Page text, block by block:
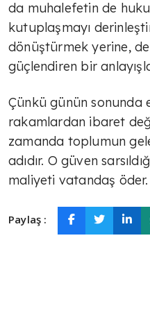
da muhalefetin de
kutuplaşmayı
dönüştürmek yerine,
güçlendiren bir
Çünkü günün sonunda
rakamlardan ibaret
zamanda toplumun
adıdır. O güven
maliyeti vatandaş öder.
Paylaş :